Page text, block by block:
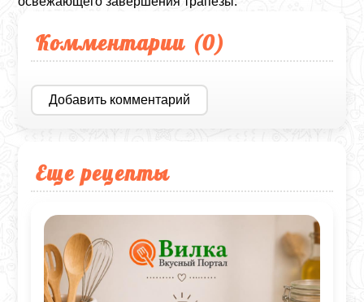
Комментарии (0)
Добавить комментарий
Еще рецепты